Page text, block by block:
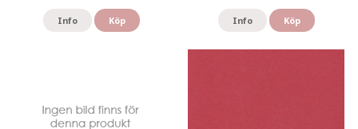
Info Köp Info Köp